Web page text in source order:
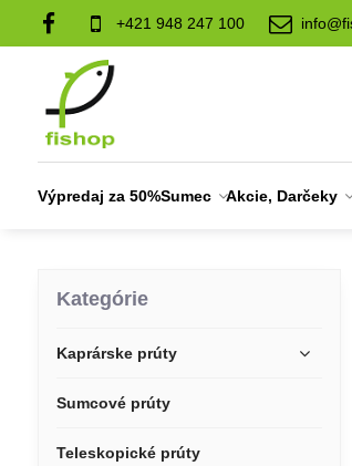
+421 948 247 100
Výpredaj za 50%Sumec Akcie, Darčeky
Kategórie
Kaprárske prúty
Sumcové prúty
Teleskopické prúty